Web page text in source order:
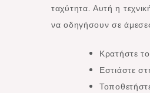
ταχύτητα. Αυτή η
να οδηγήσουν σε
Κρατήστε
Εστιάστε